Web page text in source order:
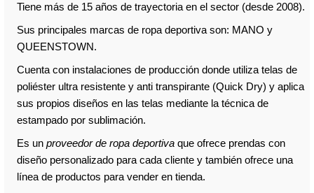
Tiene más de 15 años de trayectoria en el sector (desde 2008).
Sus principales marcas de ropa deportiva son: MANO y
QUEENSTOWN.
Cuenta con instalaciones de producción donde utiliza telas de
poliéster ultra resistente y anti transpirante (Quick Dry) y aplica
sus propios diseños en las telas mediante la técnica de
estampado por sublimación.
Es un proveedor de ropa deportiva que ofrece prendas con
diseño personalizado para cada cliente y también ofrece una
línea de productos para vender en tienda.